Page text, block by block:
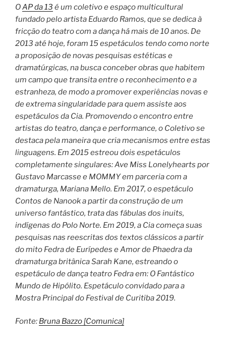
OAP da 13 é um coletivo e espaço multicultural
fundado pelo artista Eduardo Ramos, que se dedica à
fricção do teatro com a dança há mais de 10 anos. De
2013 até hoje, foram 15 espetáculos tendo como norte
a proposição de novas pesquisas estéticas e
dramatúrgicas, na busca conceber obras que habitem
um campo que transita entre o reconhecimento e a
estranheza, de modo a promover experiências novas e
de extrema singularidade para quem assiste aos
espetáculos da Cia. Promovendo o encontro entre
artistas do teatro, dança e performance, o Coletivo se
destaca pela maneira que cria mecanismos entre estas
linguagens. Em 2015 estreou dois espetáculos
completamente singulares: Ave Miss Lonelyhearts por
Gustavo Marcasse e MOMMY em parceria com a
dramaturga, Mariana Mello. Em 2017, o espetáculo
Contos de Nanook a partir da construção de um
universo fantástico, trata das fábulas dos inuits,
indígenas do Polo Norte. Em 2019, a Cia começa suas
pesquisas nas reescritas dos textos clássicos a partir
do mito Fedra de Eurípedes e Amor de Phaedra da
dramaturga britânica Sarah Kane, estreando o
espetáculo de dança teatro Fedra em: O Fantástico
Mundo de Hipólito. Espetáculo convidado para a
Mostra Principal do Festival de Curitiba 2019.
Fonte: Bruna Bazzo [Comunica]